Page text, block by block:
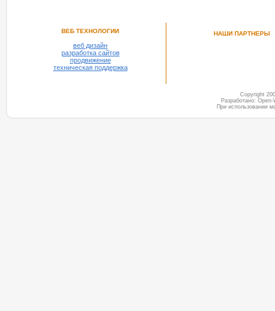
ВЕБ ТЕХНОЛОГИИ
веб дизайн
разработка сайтов
продвижение
техническая поддержка
НАШИ ПАРТНЕРЫ
Copyright
Разработано:
При использовании